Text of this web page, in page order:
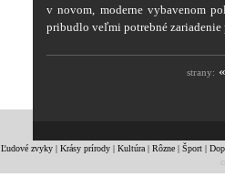
v novom, moderne vybavenom
pribudlo veľmi potrebné zariadenie
strany:
Ľudové zvyky| Krásy prírody| Kultúra| Rôzne| Šport|